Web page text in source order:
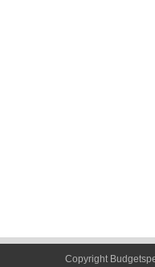
Copyright